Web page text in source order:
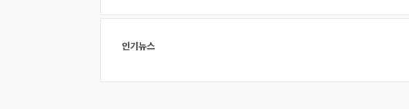
인기뉴스